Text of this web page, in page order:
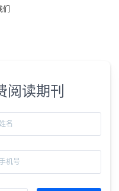
们
阅读期刊